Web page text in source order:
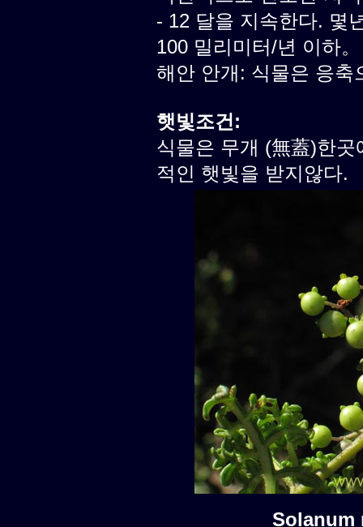
- 12 달을 지속한다. 몇
100 밀리미터/년 이하。
해안 안개: 식물은 응축
햇빛조건:
식물은 무개 (無蓋)한
적인 햇빛을 받지않다.
Solanum